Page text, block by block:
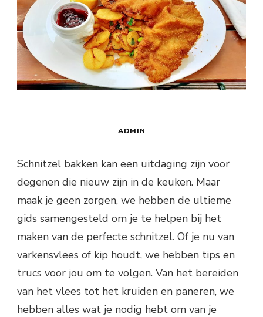
ADMIN
Schnitzel bakken kan een uitdaging zijn voor
degenen die nieuw zijn in de keuken. Maar
maak je geen zorgen, we hebben de ultieme
gids samengesteld om je te helpen bij het
maken van de perfecte schnitzel. Of je nu van
varkensvlees of kip houdt, we hebben tips en
trucs voor jou om te volgen. Van het bereiden
van het vlees tot het kruiden en paneren, we
hebben alles wat je nodig hebt om van je